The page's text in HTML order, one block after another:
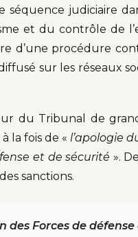
séquence judiciaire
et du contrôle de
d’une procédure
sur les réseaux
du Tribunal de
la fois de «l’apologie
et de sécurité ».
sanctions.
Forces de